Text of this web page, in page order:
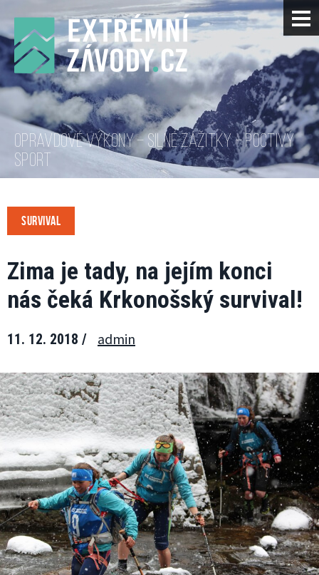
OPRAVDOVÉ VÝKONY – SILNÉ ZÁŽITKY – POCTIVÝ
SPORT
SURVIVAL
Zima je tady, na jejím konci
nás čeká Krkonošský survival!
11. 12. 2018 / admin